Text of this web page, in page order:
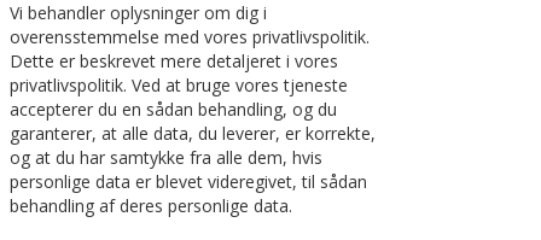
Vi behandler oplysninger om dig i
overensstemmelse med vores privatlivspolitik.
Dette er beskrevet mere detaljeret i vores
privatlivspolitik. Ved at bruge vores tjeneste
accepterer du en sådan behandling, og du
garanterer, at alle data, du leverer, er korrekte,
og at du har samtykke fra alle dem, hvis
personlige data er blevet videregivet, til sådan
behandling af deres personlige data.